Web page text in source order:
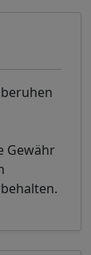
Gewähr